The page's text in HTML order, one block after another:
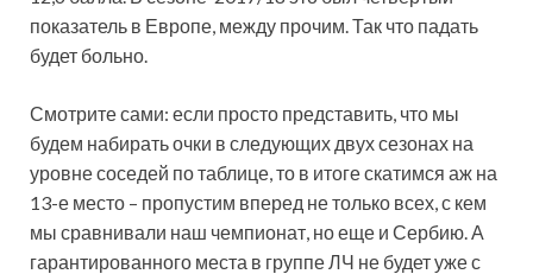
показатель в Европе, между прочим. Так что падать
будет больно.
Смотрите сами: если просто представить, что мы
будем набирать очки в следующих двух сезонах на
уровне соседей по таблице, то в итоге скатимся аж на
13-е место – пропустим вперед не только всех, с кем
мы сравнивали наш чемпионат, но еще и Сербию. А
гарантированного места в группе ЛЧ не будет уже с